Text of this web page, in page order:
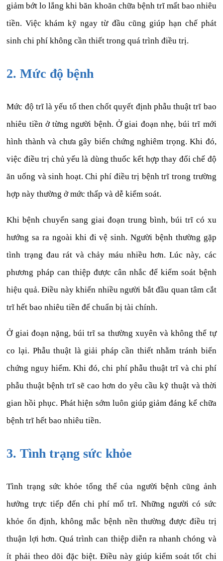
giảm bớt lo lắng khi băn khoăn chữa bệnh trĩ mất bao nhiêu
tiền. Việc khám kỹ ngay từ đầu cũng giúp hạn chế phát
sinh chi phí không cần thiết trong quá trình điều trị.
2. Mức độ bệnh
Mức độ trĩ là yếu tố then chốt quyết định phẫu thuật trĩ bao
nhiêu tiền ở từng người bệnh. Ở giai đoạn nhẹ, búi trĩ mới
hình thành và chưa gây biến chứng nghiêm trọng. Khi đó,
việc điều trị chủ yếu là dùng thuốc kết hợp thay đổi chế độ
ăn uống và sinh hoạt. Chi phí điều trị bệnh trĩ trong trường
hợp này thường ở mức thấp và dễ kiểm soát.
Khi bệnh chuyển sang giai đoạn trung bình, búi trĩ có xu
hướng sa ra ngoài khi đi vệ sinh. Người bệnh thường gặp
tình trạng đau rát và chảy máu nhiều hơn. Lúc này, các
phương pháp can thiệp được cân nhắc để kiểm soát bệnh
hiệu quả. Điều này khiến nhiều người bắt đầu quan tâm cắt
trĩ hết bao nhiêu tiền để chuẩn bị tài chính.
Ở giai đoạn nặng, búi trĩ sa thường xuyên và không thể tự
co lại. Phẫu thuật là giải pháp cần thiết nhằm tránh biến
chứng nguy hiểm. Khi đó, chi phí phẫu thuật trĩ và chi phí
phẫu thuật bệnh trĩ sẽ cao hơn do yêu cầu kỹ thuật và thời
gian hồi phục. Phát hiện sớm luôn giúp giảm đáng kể chữa
bệnh trĩ hết bao nhiêu tiền.
3. Tình trạng sức khỏe
Tình trạng sức khỏe tổng thể của người bệnh cũng ảnh
hưởng trực tiếp đến chi phí mổ trĩ. Những người có sức
khỏe ổn định, không mắc bệnh nền thường được điều trị
thuận lợi hơn. Quá trình can thiệp diễn ra nhanh chóng và
ít phải theo dõi đặc biệt. Điều này giúp kiểm soát tốt chi